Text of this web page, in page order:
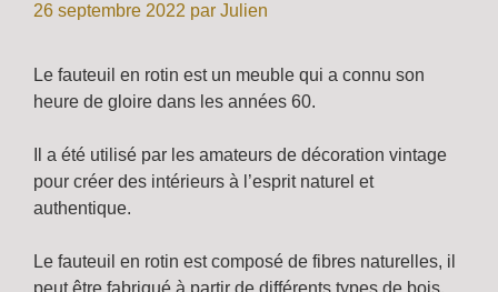
26 septembre 2022 par Julien
Le fauteuil en rotin est un meuble qui a connu son
heure de gloire dans les années 60.
Il a été utilisé par les amateurs de décoration vintage
pour créer des intérieurs à l’esprit naturel et
authentique.
Le fauteuil en rotin est composé de fibres naturelles, il